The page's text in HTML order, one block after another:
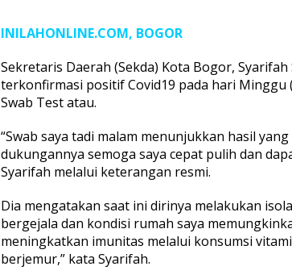
INILAHONLINE.COM, BOGOR
Sekretaris Daerah (Sekda) Kota Bogor,
terkonfirmasi positif Covid19 pada hari Minggu
Swab Test atau.
“Swab saya tadi malam menunjukkan hasil
dukungannya semoga saya cepat pulih dan
Syarifah melalui keterangan resmi.
Dia mengatakan saat ini dirinya melakukan
bergejala dan kondisi rumah saya
meningkatkan imunitas melalui konsumsi
berjemur,” kata Syarifah.